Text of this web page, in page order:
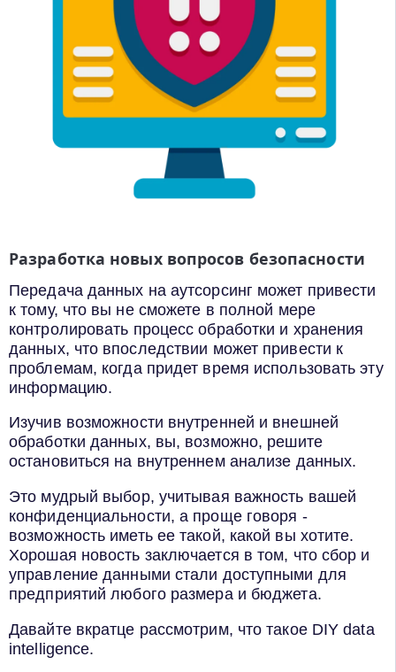
Разработка новых вопросов безопасности
Передача данных на аутсорсинг может привести
к тому, что вы не сможете в полной мере
контролировать процесс обработки и хранения
данных, что впоследствии может привести к
проблемам, когда придет время использовать эту
информацию.
Изучив возможности внутренней и внешней
обработки данных, вы, возможно, решите
остановиться на внутреннем анализе данных.
Это мудрый выбор, учитывая важность вашей
конфиденциальности, а проще говоря -
возможность иметь ее такой, какой вы хотите.
Хорошая новость заключается в том, что сбор и
управление данными стали доступными для
предприятий любого размера и бюджета.
Давайте вкратце рассмотрим, что такое DIY data
intelligence.